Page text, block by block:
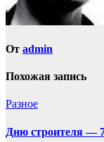
От admin
Похожая запись
Разное
Дню строителя —